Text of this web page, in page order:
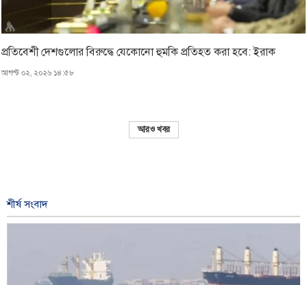
প্রতিবেশী দেশগুলোর বিরুদ্ধে যেকোনো হুমকি প্রতিহত করা হবে: ইরাক
আগস্ট ০২, ২০২৬ ১৪:৫৮
আরও খবর
শীর্ষ সংবাদ